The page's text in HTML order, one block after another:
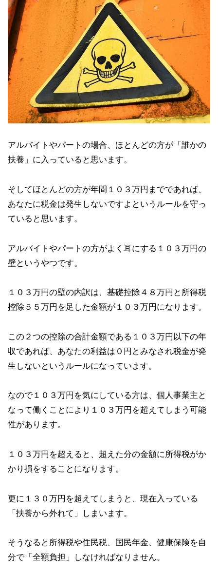
アルバイトやパートの場合、ほとんどの方が「誰かの
扶養」に入っていると思います。
そしてほとんどの方が年間１０３万円までであれば、
あなたに税金は発生しないですよというルールを守っ
ていると思います。
アルバイトやパートの方がよく耳にする１０３万円の
壁というやつです。
１０３万円の壁の内訳は、基礎控除４８万円と所得税
控除５５万円を足した金額が１０３万円になります。
この２つの控除の合計金額である１０３万円以下の年
収であれば、あなたの利益は０円とみなされ税金が発
生しないというルールになっています。
なので１０３万円を気にしている方は、個人事業主と
なって働くことにより１０３万円を超えてしまう可能
性があります。
１０３万円を超えると、超えた分の金額に所得税がか
かり損をすることになります。
更に１３０万円を超えてしまうと、現在入っている
「扶養から外れて」しまいます。
そうなると所得税や住民税、国民年金、健康保険を自
分で「全額負担」しなければなりません。